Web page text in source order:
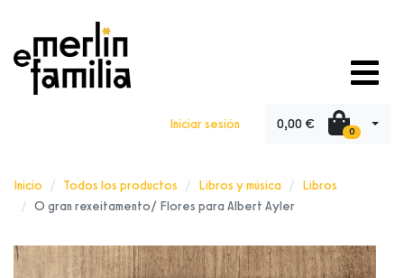
Iniciar sesión 0,00 € 0
Inicio Todos los productos Libros y música
Libros
O gran rexeitamento/ Flores para Albert Ayler